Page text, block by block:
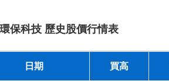
保科技 歷史股價行情表
日期 買高